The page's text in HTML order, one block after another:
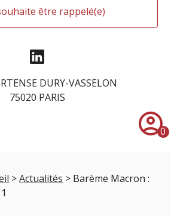
DURY-VASSELON
75020 PARIS
account_circle
0
être rappelé(e)
>Actualités > Barème Macron :